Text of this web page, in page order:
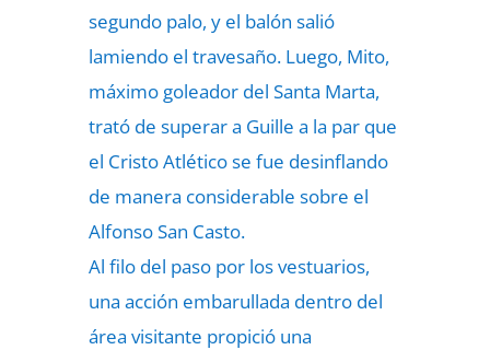
segundo palo, y el balón salió
lamiendo el travesaño. Luego, Mito,
máximo goleador del Santa Marta,
trató de superar a Guille a la par que
el Cristo Atlético se fue desinflando
de manera considerable sobre el
Alfonso San Casto.
Al filo del paso por los vestuarios,
una acción embarullada dentro del
área visitante propició una